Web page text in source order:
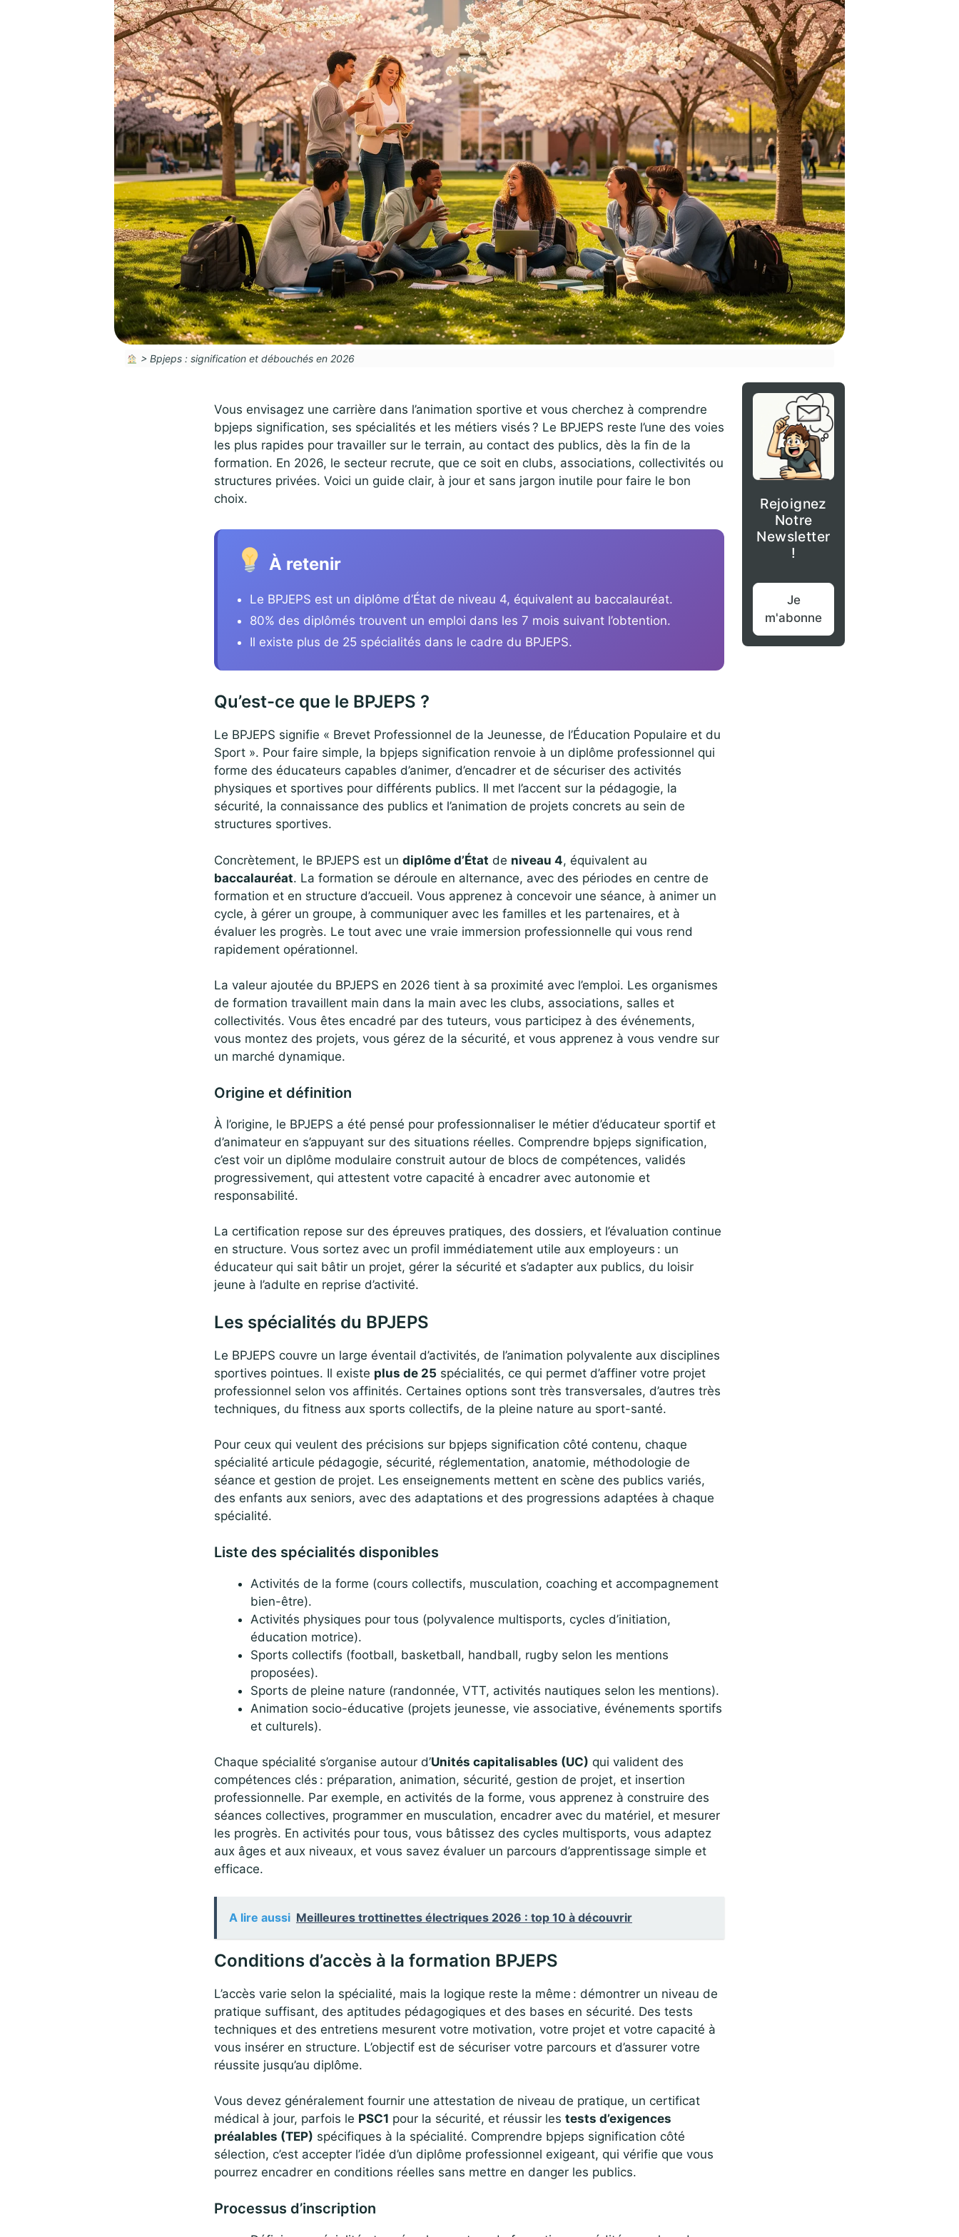
> Bpjeps : signification et débouchés en 2026
Vous envisagez une carrière dans l’animation sportive et vous cherchez à comprendre
bpjeps signification, ses spécialités et les métiers visés ? Le BPJEPS reste l’une des voies
les plus rapides pour travailler sur le terrain, au contact des publics, dès la fin de la
formation. En 2026, le secteur recrute, que ce soit en clubs, associations, collectivités ou
structures privées. Voici un guide clair, à jour et sans jargon inutile pour faire le bon
choix.
À retenir
Le BPJEPS est un diplôme d’État de niveau 4, équivalent au baccalauréat.
80% des diplômés trouvent un emploi dans les 7 mois suivant l’obtention.
Il existe plus de 25 spécialités dans le cadre du BPJEPS.
Qu’est-ce que le BPJEPS ?
Le BPJEPS signifie « Brevet Professionnel de la Jeunesse, de l’Éducation Populaire et du
Sport ». Pour faire simple, la bpjeps signification renvoie à un diplôme professionnel qui
forme des éducateurs capables d’animer, d’encadrer et de sécuriser des activités
physiques et sportives pour différents publics. Il met l’accent sur la pédagogie, la
sécurité, la connaissance des publics et l’animation de projets concrets au sein de
structures sportives.
Concrètement, le BPJEPS est un diplôme d’État de niveau 4, équivalent au
baccalauréat. La formation se déroule en alternance, avec des périodes en centre de
formation et en structure d’accueil. Vous apprenez à concevoir une séance, à animer un
cycle, à gérer un groupe, à communiquer avec les familles et les partenaires, et à
évaluer les progrès. Le tout avec une vraie immersion professionnelle qui vous rend
rapidement opérationnel.
La valeur ajoutée du BPJEPS en 2026 tient à sa proximité avec l’emploi. Les organismes
de formation travaillent main dans la main avec les clubs, associations, salles et
collectivités. Vous êtes encadré par des tuteurs, vous participez à des événements,
vous montez des projets, vous gérez de la sécurité, et vous apprenez à vous vendre sur
un marché dynamique.
Origine et définition
À l’origine, le BPJEPS a été pensé pour professionnaliser le métier d’éducateur sportif et
d’animateur en s’appuyant sur des situations réelles. Comprendre bpjeps signification,
c’est voir un diplôme modulaire construit autour de blocs de compétences, validés
progressivement, qui attestent votre capacité à encadrer avec autonomie et
responsabilité.
La certification repose sur des épreuves pratiques, des dossiers, et l’évaluation continue
en structure. Vous sortez avec un profil immédiatement utile aux employeurs : un
éducateur qui sait bâtir un projet, gérer la sécurité et s’adapter aux publics, du loisir
jeune à l’adulte en reprise d’activité.
Les spécialités du BPJEPS
Le BPJEPS couvre un large éventail d’activités, de l’animation polyvalente aux disciplines
sportives pointues. Il existe plus de 25 spécialités, ce qui permet d’affiner votre projet
professionnel selon vos affinités. Certaines options sont très transversales, d’autres très
techniques, du fitness aux sports collectifs, de la pleine nature au sport-santé.
Pour ceux qui veulent des précisions sur bpjeps signification côté contenu, chaque
spécialité articule pédagogie, sécurité, réglementation, anatomie, méthodologie de
séance et gestion de projet. Les enseignements mettent en scène des publics variés,
des enfants aux seniors, avec des adaptations et des progressions adaptées à chaque
spécialité.
Liste des spécialités disponibles
Activités de la forme (cours collectifs, musculation, coaching et accompagnement
bien-être).
Activités physiques pour tous (polyvalence multisports, cycles d’initiation,
éducation motrice).
Sports collectifs (football, basketball, handball, rugby selon les mentions
proposées).
Sports de pleine nature (randonnée, VTT, activités nautiques selon les mentions).
Animation socio-éducative (projets jeunesse, vie associative, événements sportifs
et culturels).
Chaque spécialité s’organise autour d’Unités capitalisables (UC) qui valident des
compétences clés : préparation, animation, sécurité, gestion de projet, et insertion
professionnelle. Par exemple, en activités de la forme, vous apprenez à construire des
séances collectives, programmer en musculation, encadrer avec du matériel, et mesurer
les progrès. En activités pour tous, vous bâtissez des cycles multisports, vous adaptez
aux âges et aux niveaux, et vous savez évaluer un parcours d’apprentissage simple et
efficace.
A lire aussi Meilleures trottinettes électriques 2026 : top 10 à découvrir
Conditions d’accès à la formation BPJEPS
L’accès varie selon la spécialité, mais la logique reste la même : démontrer un niveau de
pratique suffisant, des aptitudes pédagogiques et des bases en sécurité. Des tests
techniques et des entretiens mesurent votre motivation, votre projet et votre capacité à
vous insérer en structure. L’objectif est de sécuriser votre parcours et d’assurer votre
réussite jusqu’au diplôme.
Vous devez généralement fournir une attestation de niveau de pratique, un certificat
médical à jour, parfois le PSC1 pour la sécurité, et réussir les tests d’exigences
préalables (TEP) spécifiques à la spécialité. Comprendre bpjeps signification côté
sélection, c’est accepter l’idée d’un diplôme professionnel exigeant, qui vérifie que vous
pourrez encadrer en conditions réelles sans mettre en danger les publics.
Processus d’inscription
Rejoignez
Notre
Newsletter
!
Je
m'abonne